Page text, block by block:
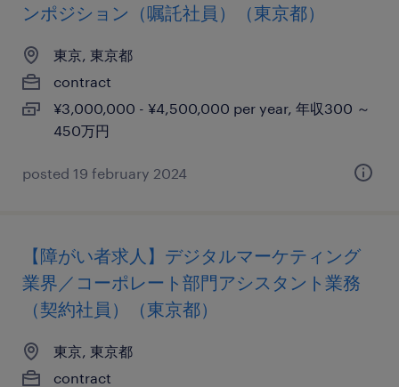
ンポジション（嘱託社員）（東京都）
東京, 東京都
contract
¥3,000,000 - ¥4,500,000 per year, 年収300 ～
450万円
posted 19 february 2024
【障がい者求人】デジタルマーケティング
業界／コーポレート部門アシスタント業務
（契約社員）（東京都）
東京, 東京都
contract